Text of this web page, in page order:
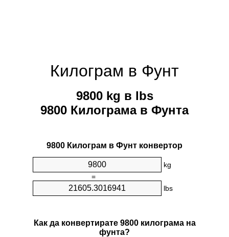
Килограм в Фунт
9800 kg в lbs
9800 Килограмa в Фунтa
9800 Килограм в Фунт конвертор
kg
=
lbs
Как да конвертирате 9800 килограмa на
фунтa?